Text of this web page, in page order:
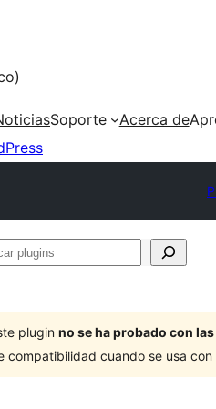
Soporte Acerca de
plugin no se ha probado con
compatibilidad cuando se usa